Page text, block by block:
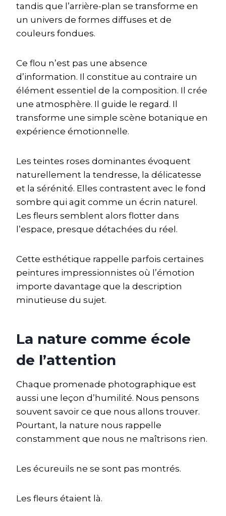
tandis que l’arrière-plan se transforme en
un univers de formes diffuses et de
couleurs fondues.
Ce flou n’est pas une absence
d’information. Il constitue au contraire un
élément essentiel de la composition. Il crée
une atmosphère. Il guide le regard. Il
transforme une simple scène botanique en
expérience émotionnelle.
Les teintes roses dominantes évoquent
naturellement la tendresse, la délicatesse
et la sérénité. Elles contrastent avec le fond
sombre qui agit comme un écrin naturel.
Les fleurs semblent alors flotter dans
l’espace, presque détachées du réel.
Cette esthétique rappelle parfois certaines
peintures impressionnistes où l’émotion
importe davantage que la description
minutieuse du sujet.
La nature comme école
de l’attention
Chaque promenade photographique est
aussi une leçon d’humilité. Nous pensons
souvent savoir ce que nous allons trouver.
Pourtant, la nature nous rappelle
constamment que nous ne maîtrisons rien.
Les écureuils ne se sont pas montrés.
Les fleurs étaient là.